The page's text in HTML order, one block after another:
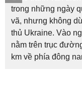
trong những ngày
vã, nhưng không
thủ Ukraine. Vào
nằm trên trục
km về phía đông